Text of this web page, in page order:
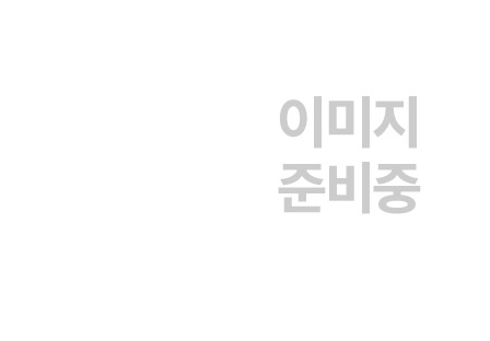
스토리 셀링에서 스토리텔링으로, 삶의 서사 만들
과거는 바꿀 수 있다 - 가라타니 고진
구석기시대의 저주에서 인간다움의 문명으로 - 에
다시 종교의 시대가 온다 - 아널드 토인비